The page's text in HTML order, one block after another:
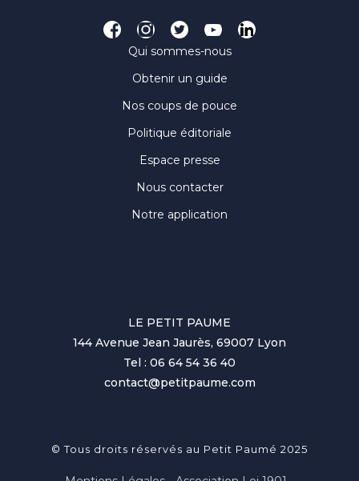
Qui sommes-nous
Obtenir un guide
Nos coups de pouce
Politique éditoriale
Espace presse
Nous contacter
Notre application
LE PETIT PAUME
144 Avenue Jean Jaurès, 69007 Lyon
Tel : 06 64 54 36 40
contact@petitpaume.com
© Tous droits réservés au Petit Paumé 2025